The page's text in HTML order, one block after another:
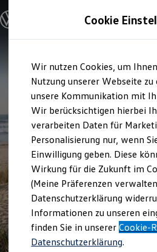
Hauptinhalt
springen
Footer
springen
Modelle & Konfigurator
Nutzfahrzeugkategorien
Modelle konfigurieren
Vorgängermodelle und
Vorgängermodelle
Oldtimer
Bulli Historie
Branchenlösungen &
Umbaulösungen und
Auf- und Umbauten
Groß- und Sonderkunden
Großkunden
Kommunen &
Journalisten
Sportvereine
Branchenlösungen
Bau & Handwerk
Gewerbliche
Service & mobile
Kurier, Logistik &
Cookie
Wir nutzen Cookies, um
Nutzung unserer Webseite
unsere Kommunikation mit
Wir berücksichtigen hierbei
verarbeiten Daten für
Personalisierung nur, wenn
Einwilligung geben. Diese
Wirkung für die Zukunft im
(Meine Präferenzen
Datenschutzerklärung
Informationen zu unseren
finden Sie in unsererCookie-
Datenschutzerklärung.